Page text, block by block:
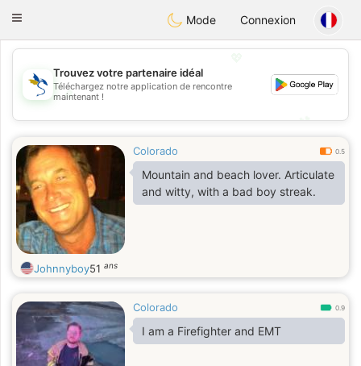
SvenskaDating
Toggle
Mode Connexion
💖
💕
Trouvez votre partenaire idéal
Téléchargez notre application de rencontre
maintenant !
Colorado 0.5
Mountain and beach lover. Articulate
and witty, with a bad boy streak.
Johnnyboy51 ans
Colorado 0.9
I am a Firefighter and EMT